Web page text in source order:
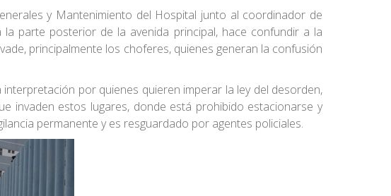
y Mantenimiento del Hospital junto al coordinador de
parte posterior de la avenida principal, hace confundir a la
principalmente los choferes, quienes generan la confusión
por quienes quieren imperar la ley del desorden,
invaden estos lugares, donde está prohibido estacionarse y
permanente y es resguardado por agentes policiales.